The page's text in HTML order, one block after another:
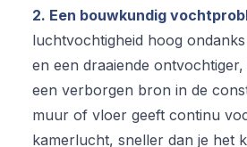
2. Een bouwkundig
luchtvochtigheid hoog
en een draaiende
een verborgen bron in de
muur of vloer geeft continu
kamerlucht, sneller dan je het